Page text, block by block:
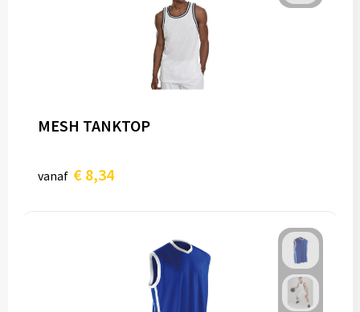
MESH TANKTOP
vanaf € 8,34